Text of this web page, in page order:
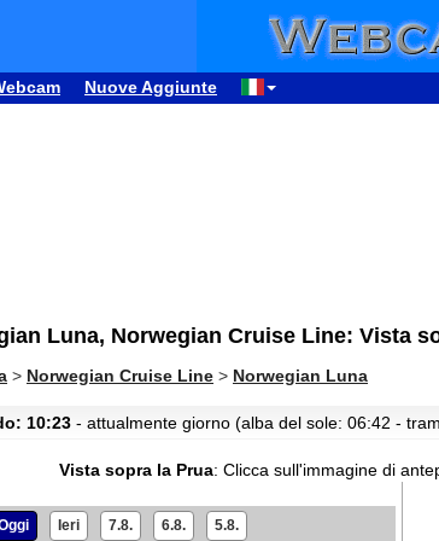
Nuove Aggiunte
Luna, Norwegian Cruise Line: Vista
> Norwegian Cruise Line > Norwegian Luna
10:23 - attualmente giorno (alba del sole: 06:42 -
Vista sopra la Prua: Clicca sull'immagine di
Ieri 7.8. 6.8. 5.8.